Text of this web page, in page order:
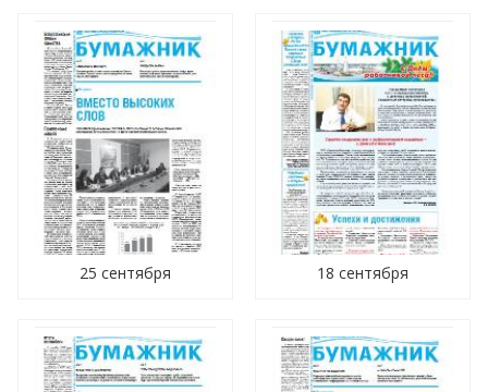
25 сентября 18 сентября